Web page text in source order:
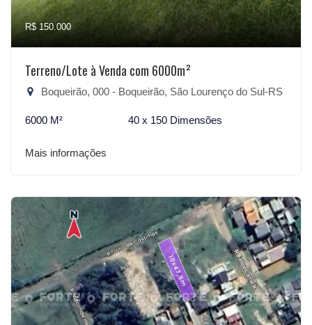
R$ 150.000
Terreno/Lote à Venda com 6000m²
Boqueirão, 000 - Boqueirão, São Lourenço do Sul-RS
6000 M² 40 x 150 Dimensões
Mais informações